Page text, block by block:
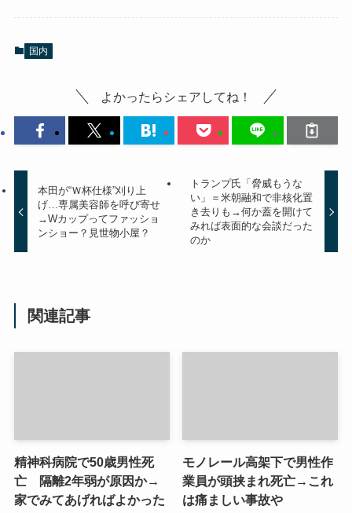
国内
よかったらシェアしてね！
本田が“Ｗ杯仕様”刈り上
げ…専属美容師を呼び寄せ
→Wカップってファッショ
ンショー？見世物小屋？
トランプ氏「脅威もうな
い」＝米朝融和で非核化置
き去りも→何か蓋を開けて
みれば表面的な会談だった
のか
関連記事
精神科病院で50歳男性死
亡 隔離2年弱が原因か→
家でみてあげればよかった
モノレール高架下で男性作
業員が頭挟まれ死亡→これ
は痛ましい事故や